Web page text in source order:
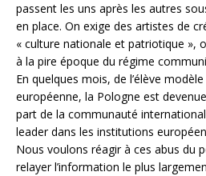
passent les uns après les autres
en place. On exige des artistes de
« culture nationale et patriotique »,
à la pire époque du régime
En quelques mois, de l’élève
européenne, la Pologne est
part de la communauté
leader dans les institutions
Nous voulons réagir à ces abus du
relayer l’information le plus